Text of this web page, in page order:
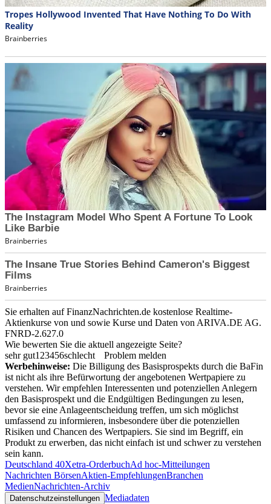
Sie erhalten auf FinanzNachrichten.de kostenlose Realtime-
Aktienkurse von und sowie Kurse und Daten von ARIVA.DE AG.
FNRD-2.627.0
Wie bewerten Sie die aktuell angezeigte Seite?
sehr gut1 23456schlecht
Problem melden
Werbehinweise: Die Billigung des Basisprospekts durch die BaFin
ist nicht als ihre Befürwortung der angebotenen Wertpapiere zu
verstehen. Wir empfehlen Interessenten und potenziellen Anlegern
den Basisprospekt und die Endgültigen Bedingungen zu lesen,
bevor sie eine Anlageentscheidung treffen, um sich möglichst
umfassend zu informieren, insbesondere über die potenziellen
Risiken und Chancen des Wertpapiers. Sie sind im Begriff, ein
Produkt zu erwerben, das nicht einfach ist und schwer zu verstehen
sein kann.
Deutschland 40Xetra-OrderbuchAd hoc-Mitteilungen
Nachrichten BörsenAktien-EmpfehlungenBranchen
MedienNachrichten-Archiv
Datenschutzeinstellungen Mediadaten